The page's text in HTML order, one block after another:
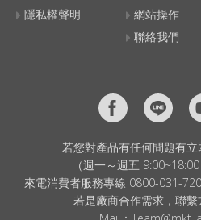
隱私權聲明
網站操作
聯絡我們
若您對產品有任何問題有
（週一～週五
來電消費者服務專線 0800-031-
若是廠商合作需求，聯繫